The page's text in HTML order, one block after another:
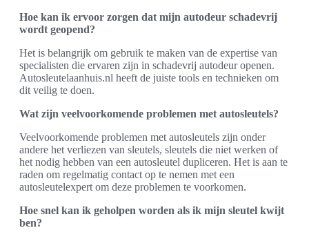
Hoe kan ik ervoor zorgen dat mijn autodeur schadevrij
wordt geopend?
Het is belangrijk om gebruik te maken van de expertise van
specialisten die ervaren zijn in schadevrij autodeur openen.
Autosleutelaanhuis.nl heeft de juiste tools en technieken om
dit veilig te doen.
Wat zijn veelvoorkomende problemen met autosleutels?
Veelvoorkomende problemen met autosleutels zijn onder
andere het verliezen van sleutels, sleutels die niet werken of
het nodig hebben van een autosleutel dupliceren. Het is aan te
raden om regelmatig contact op te nemen met een
autosleutelexpert om deze problemen te voorkomen.
Hoe snel kan ik geholpen worden als ik mijn sleutel kwijt
ben?